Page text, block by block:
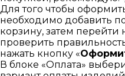
Для того чтобы
необходимо добавить
корзину, затем перейти
проверить
нажать кнопку «
В блоке «Оплата»